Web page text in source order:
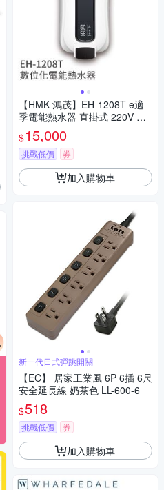
【HMK 鴻茂】EH-1208T e適
季電能熱水器 直掛式 220V 不
含安裝
$15,000
挑戰低價 券
加入購物車
新一代日式彈跳開關
【EC】 居家工業風 6P 6插 6尺
安全延長線 奶茶色 LL-600-6
$518
挑戰低價 券
加入購物車